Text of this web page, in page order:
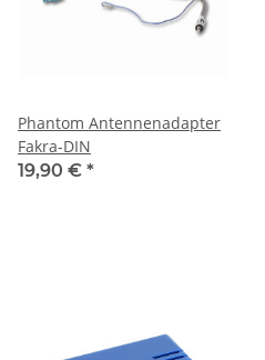
Phantom Antennenadapter
Fakra-DIN
19,90 € *